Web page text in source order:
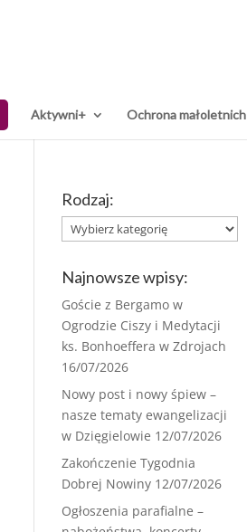
Aktywni+ Ochrona małoletnich
Rodzaj:
Rodzaj:
Najnowsze wpisy:
Goście z Bergamo w
Ogrodzie Ciszy i Medytacji
ks. Bonhoeffera w Zdrojach
16/07/2026
Nowy post i nowy śpiew –
nasze tematy ewangelizacji
w Dzięgielowie 12/07/2026
Zakończenie Tygodnia
Dobrej Nowiny 12/07/2026
Ogłoszenia parafialne –